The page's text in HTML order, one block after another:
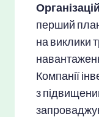
перший
на виклики
Компанії
з